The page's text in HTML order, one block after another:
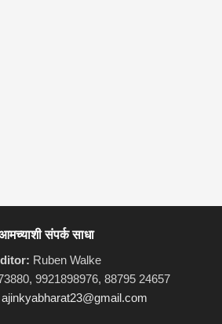
संपर्क साधा
Ruben Walke
9921898976, 88795 24657
ajinkyabharat23@gmail.com